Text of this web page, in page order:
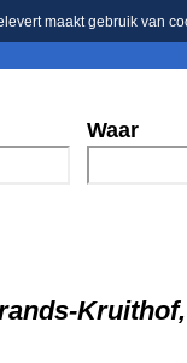
maakt gebruik van
Waar